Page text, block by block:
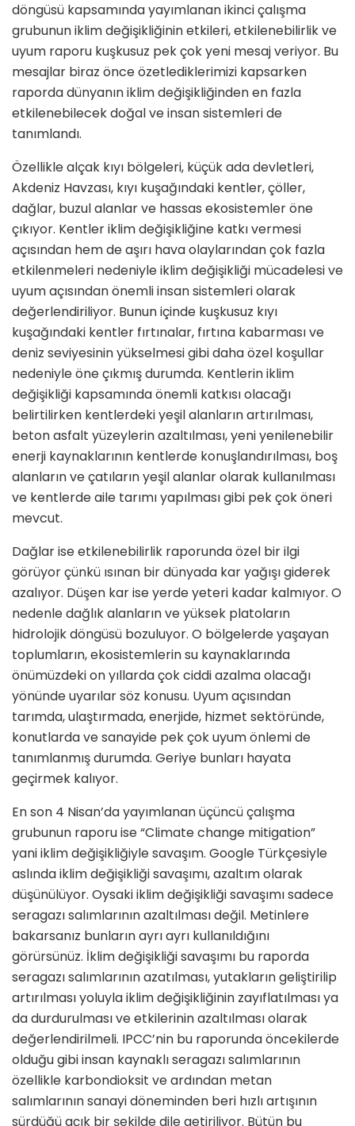
döngüsü kapsamında yayımlanan ikinci çalışma
grubunun iklim değişikliğinin etkileri, etkilenebilirlik ve
uyum raporu kuşkusuz pek çok yeni mesaj veriyor. Bu
mesajlar biraz önce özetlediklerimizi kapsarken
raporda dünyanın iklim değişikliğinden en fazla
etkilenebilecek doğal ve insan sistemleri de
tanımlandı.
Özellikle alçak kıyı bölgeleri, küçük ada devletleri,
Akdeniz Havzası, kıyı kuşağındaki kentler, çöller,
dağlar, buzul alanlar ve hassas ekosistemler öne
çıkıyor. Kentler iklim değişikliğine katkı vermesi
açısından hem de aşırı hava olaylarından çok fazla
etkilenmeleri nedeniyle iklim değişikliği mücadelesi ve
uyum açısından önemli insan sistemleri olarak
değerlendiriliyor. Bunun içinde kuşkusuz kıyı
kuşağındaki kentler fırtınalar, fırtına kabarması ve
deniz seviyesinin yükselmesi gibi daha özel koşullar
nedeniyle öne çıkmış durumda. Kentlerin iklim
değişikliği kapsamında önemli katkısı olacağı
belirtilirken kentlerdeki yeşil alanların artırılması,
beton asfalt yüzeylerin azaltılması, yeni yenilenebilir
enerji kaynaklarının kentlerde konuşlandırılması, boş
alanların ve çatıların yeşil alanlar olarak kullanılması
ve kentlerde aile tarımı yapılması gibi pek çok öneri
mevcut.
Dağlar ise etkilenebilirlik raporunda özel bir ilgi
görüyor çünkü ısınan bir dünyada kar yağışı giderek
azalıyor. Düşen kar ise yerde yeteri kadar kalmıyor. O
nedenle dağlık alanların ve yüksek platoların
hidrolojik döngüsü bozuluyor. O bölgelerde yaşayan
toplumların, ekosistemlerin su kaynaklarında
önümüzdeki on yıllarda çok ciddi azalma olacağı
yönünde uyarılar söz konusu. Uyum açısından
tarımda, ulaştırmada, enerjide, hizmet sektöründe,
konutlarda ve sanayide pek çok uyum önlemi de
tanımlanmış durumda. Geriye bunları hayata
geçirmek kalıyor.
En son 4 Nisan’da yayımlanan üçüncü çalışma
grubunun raporu ise “Climate change mitigation”
yani iklim değişikliğiyle savaşım. Google Türkçesiyle
aslında iklim değişikliği savaşımı, azaltım olarak
düşünülüyor. Oysaki iklim değişikliği savaşımı sadece
seragazı salımlarının azaltılması değil. Metinlere
bakarsanız bunların ayrı ayrı kullanıldığını
görürsünüz. İklim değişikliği savaşımı bu raporda
seragazı salımlarının azatılması, yutakların geliştirilip
artırılması yoluyla iklim değişikliğinin zayıflatılması ya
da durdurulması ve etkilerinin azaltılması olarak
değerlendirilmeli. IPCC’nin bu raporunda öncekilerde
olduğu gibi insan kaynaklı seragazı salımlarının
özellikle karbondioksit ve ardından metan
salımlarının sanayi döneminden beri hızlı artışının
sürdüğü açık bir şekilde dile getiriliyor. Bütün bu